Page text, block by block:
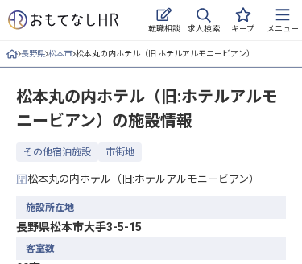
転職相談 求人検索 キープ メニュー
ログイン
求人・施設を探す
就職・転職 合同説明会
おもてなしHRについて
ご利用の流れ
長野県 松本市 松本丸の内ホテル（旧:ホテルアルモニービアン）
松本丸の内ホテル（旧:ホテルアルモ
ニービアン） の施設情報
その他宿泊施設 市街地
松本丸の内ホテル（旧:ホテルアルモニービアン）
施設所在地
長野県松本市大手3-5-15
客室数